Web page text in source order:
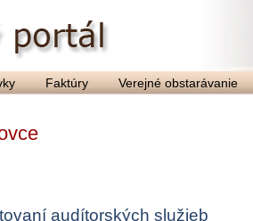
Faktúry Verejné obstarávanie
audítorských služieb